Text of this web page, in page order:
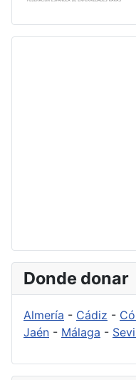
Donde donar
Almería - Cádiz -
Jaén - Málaga -